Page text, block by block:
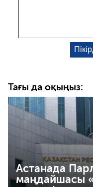
Тағы да оқыңыз:
Астанада
маңдайшасы